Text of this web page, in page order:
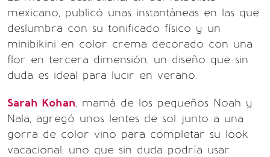
mexicano, publicó unas instantáneas en las que
deslumbra con su tonificado físico y un
minibikini en color crema decorado con una
flor en tercera dimensión, un diseño que sin
duda es ideal para lucir en verano.
Sarah Kohan, mamá de los pequeños Noah y
Nala, agregó unos lentes de sol junto a una
gorra de color vino para completar su look
vacacional, uno que sin duda podría usar